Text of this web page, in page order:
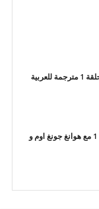
برنامج Running Man حلقة 1 مع هوانغ جونغ اوم و